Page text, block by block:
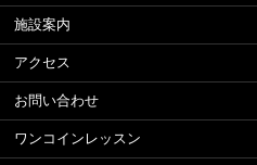
施設案内
アクセス
お問い合わせ
ワンコインレッスン